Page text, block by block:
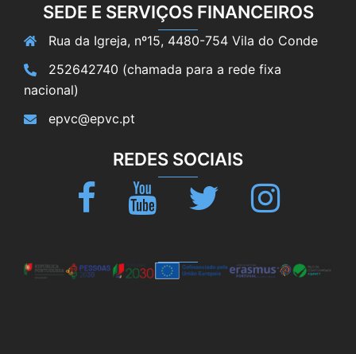
SEDE E SERVIÇOS FINANCEIROS
Rua da Igreja, nº15, 4480-754 Vila do Conde
252642740 (chamada para a rede fixa
nacional)
epvc@epvc.pt
REDES SOCIAIS
Facebook Youtube Twitter Instagram